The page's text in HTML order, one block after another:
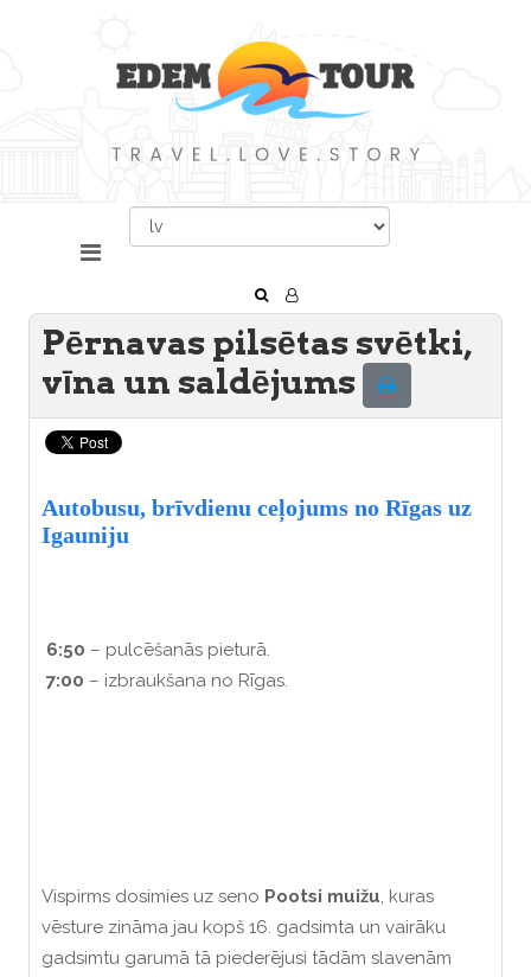
Pērnavas pilsētas svētki,
vīna un saldējums
Autobusu, brīvdienu ceļojums no Rīgas uz
Igauniju
6:50 – pulcēšanās pieturā.
7:00 – izbraukšana no Rīgas.
Vispirms dosimies uz seno Pootsi muižu, kuras
vēsture zināma jau kopš 16. gadsimta un vairāku
gadsimtu garumā tā piederējusi tādām slavenām